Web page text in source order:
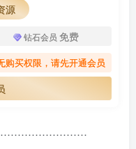
源
钻石会员 免费
购买权限，请先开通会员
程 ………………………